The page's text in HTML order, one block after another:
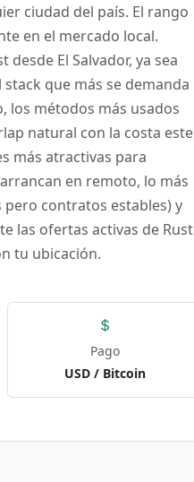
ciudad del país. El rango
en el mercado local.
El Salvador, ya sea
que más se demanda
los métodos más usados
natural con la costa este
más atractivas para
en remoto, lo más
contratos estables) y
las ofertas activas de Rust
tu ubicación.
Pago
USD / Bitcoin